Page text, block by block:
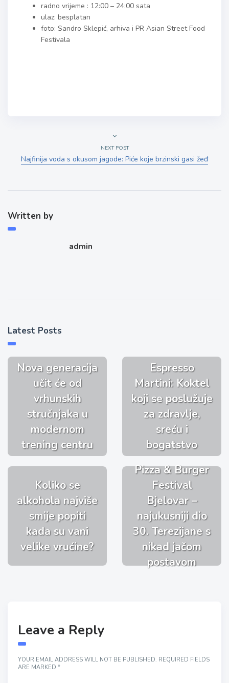
radno vrijeme : 12:00 – 24:00 sata
ulaz: besplatan
foto: Sandro Sklepić, arhiva i PR Asian Street Food
Festivala
NEXT POST
Najfinija voda s okusom jagode: Piće koje brzinski gasi žeđ
Written by
admin
Latest Posts
Nova generacija
učit će od
vrhunskih
stručnjaka u
modernom
trening centru
Espresso
Martini: Koktel
koji se poslužuje
za zdravlje,
sreću i
bogatstvo
Koliko se
alkohola najviše
smije popiti
kada su vani
velike vrućine?
Pizza & Burger
Festival
Bjelovar –
najukusniji dio
30. Terezijane s
nikad jačom
postavom
Leave a Reply
YOUR EMAIL ADDRESS WILL NOT BE PUBLISHED. REQUIRED FIELDS
ARE MARKED *